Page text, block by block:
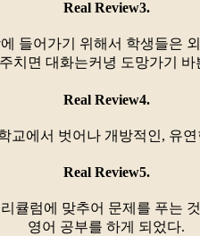
Real Review3.
들어가기 위해서 학생들은
치면 대화는커녕 도망가기
Real Review4.
교에서 벗어나 개방적인, 유
Real Review5.
큘럼에 맞추어 문제를 푸
영어 공부를 하게 되었다.